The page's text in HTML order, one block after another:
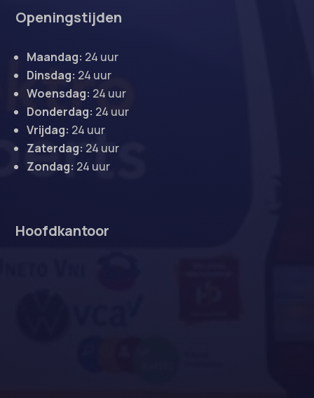
Openingstijden
Maandag: 24 uur
Dinsdag: 24 uur
Woensdag: 24 uur
Donderdag: 24 uur
Vrijdag: 24 uur
Zaterdag: 24 uur
Zondag: 24 uur
Hoofdkantoor